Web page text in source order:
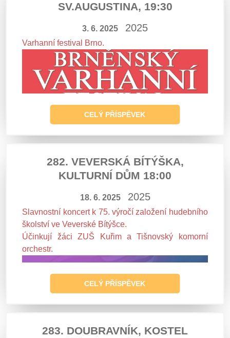
SV.AUGUSTINA, 19:30
3. 6. 2025 2025
Varhanní festival Brno.
CELÝ PŘÍSPĚVEK
282. VEVERSKÁ BÍTÝŠKA,
KULTURNÍ DŮM 18:00
18. 6. 2025 2025
Slavnostní koncert k 75. výročí založení hudebního
školství ve Veverské Bítýšce.
Účinkují žáci ZUŠ Kuřim a Tišnovský komorní
orchestr.
CELÝ PŘÍSPĚVEK
283. DOUBRAVNÍK, KOSTEL